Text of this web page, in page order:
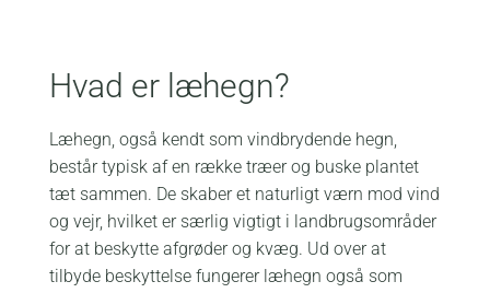
Hvad er læhegn?
Læhegn, også kendt som vindbrydende hegn,
består typisk af en række træer og buske plantet
tæt sammen. De skaber et naturligt værn mod vind
og vejr, hvilket er særlig vigtigt i landbrugsområder
for at beskytte afgrøder og kvæg. Ud over at
tilbyde beskyttelse fungerer læhegn også som